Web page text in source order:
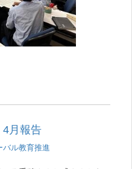
月報告
バル教育推進